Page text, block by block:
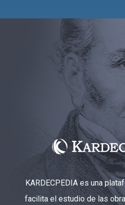
KARDECPEDIA es una
facilita el estudio de las